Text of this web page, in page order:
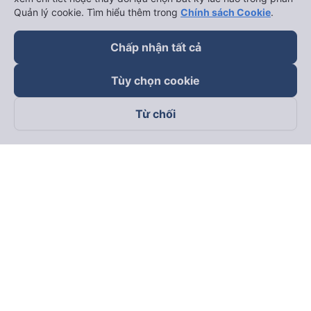
Theo dõi chúng tôi trên
Quản lý cookie. Tìm hiểu thêm trong Chính sách Cookie.
Chấp nhận tất cả
Tùy chọn cookie
Từ chối